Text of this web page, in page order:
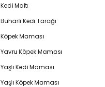
Kedi Maltı
Buharlı Kedi Tarağı
Köpek Maması
Yavru Köpek Maması
Yaşlı Kedi Maması
Yaşlı Köpek Maması